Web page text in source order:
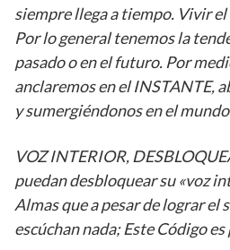
siempre llega a tiempo. Vivir el
Por lo general tenemos la
pasado o en el futuro. Por
anclaremos en el INSTANTE,
y sumergiéndonos en el
VOZ INTERIOR,
puedan desbloquear su «voz
Almas que a pesar de lograr el
escúchan nada; Este Código es